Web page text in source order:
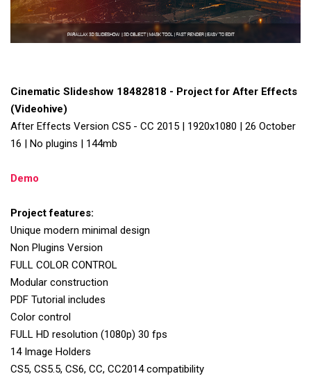
Cinematic Slideshow 18482818 - Project for After Effects
(Videohive)
After Effects Version CS5 - CC 2015 | 1920x1080 | 26 October
16 | No plugins | 144mb
Demo
Project features:
Unique modern minimal design
Non Plugins Version
FULL COLOR CONTROL
Modular construction
PDF Tutorial includes
Color control
FULL HD resolution (1080p) 30 fps
14 Image Holders
CS5, CS5.5, CS6, CC, CC2014 compatibility